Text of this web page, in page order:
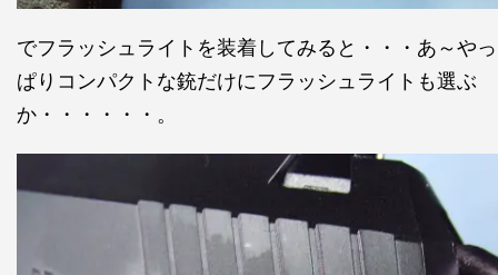
でフラッシュライトを装着してみると・・・あ～やっ
ぱりコンパクトな銃だけにフラッシュライトも選ぶ
か・・・・・・。